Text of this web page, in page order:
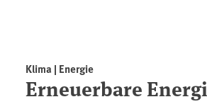
Klima | Energie
Erneuerbare